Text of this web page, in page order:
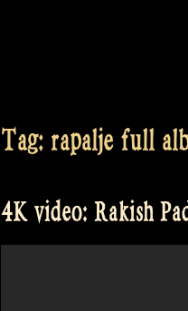
Tag: rapalje full
4K video: Rakish